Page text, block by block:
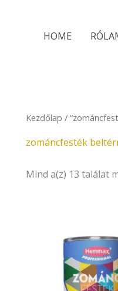
HOME
Kezdőlap /
zománcfesték
Mind a(z) 13 találat